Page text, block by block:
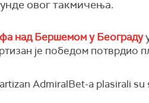
овог такмичења.
над Бершемом у Београду
је победом потврдио
AdmiralBet-a plasirali